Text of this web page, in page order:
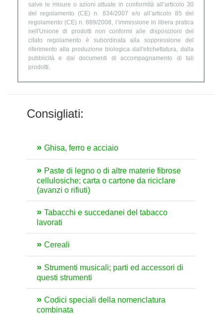
salve le misure o azioni attuate in conformità all’articolo 30
del regolamento (CE) n. 834/2007 e/o all’articolo 85 del
regolamento (CE) n. 889/2008, l’immissione in libera pratica
nell'Unione di prodotti non conformi alle disposizioni del
citato regolamento è subordinata alla soppressione del
riferimento alla produzione biologica dall'etichettatura, dalla
pubblicità e dai documenti di accompagnamento di tali
prodotti.
Consigliati:
Ghisa, ferro e acciaio
Paste di legno o di altre materie fibrose
cellulosiche; carta o cartone da riciclare
(avanzi o rifiuti)
Tabacchi e succedanei del tabacco
lavorati
Cereali
Strumenti musicali; parti ed accessori di
questi strumenti
Codici speciali della nomenclatura
combinata